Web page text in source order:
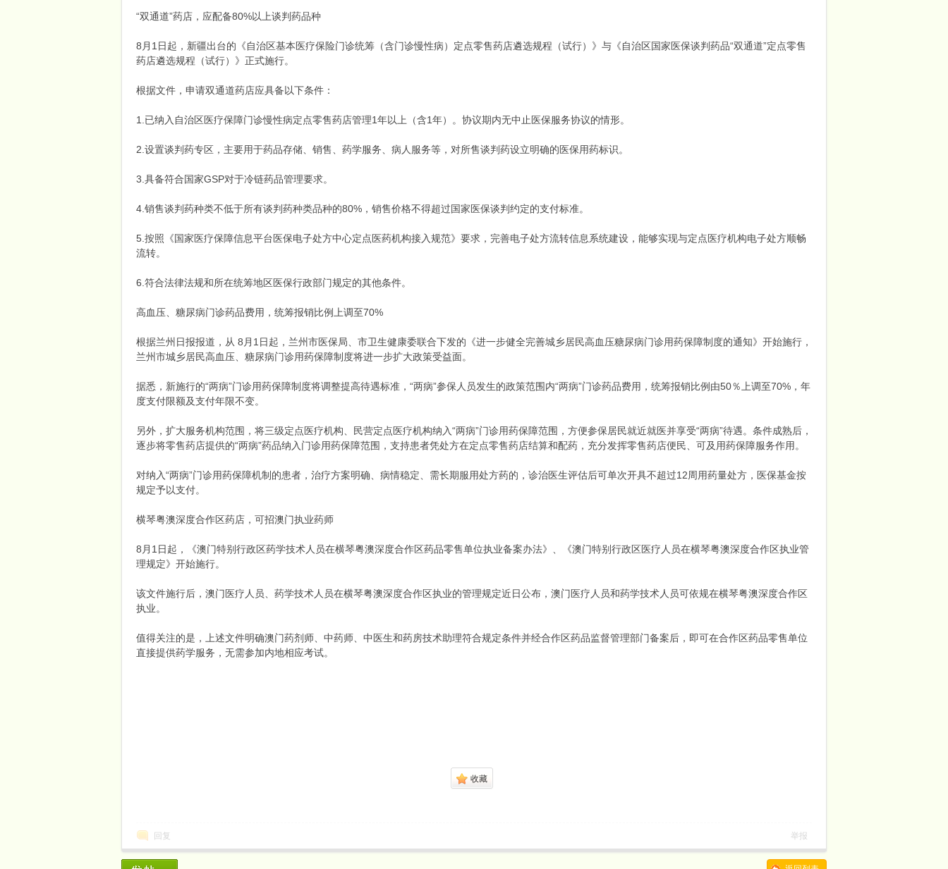
“双通道”药店，应配备80%以上谈判药品种
8月1日起，新疆出台的《自治区基本医疗保险门诊统筹（含门诊慢性病）定点零售药店遴选规程（试行）》与《自治区国家医保谈判药品“双通道”定点零售
药店遴选规程（试行）》正式施行。
根据文件，申请双通道药店应具备以下条件：
1.已纳入自治区医疗保障门诊慢性病定点零售药店管理1年以上（含1年）。协议期内无中止医保服务协议的情形。
2.设置谈判药专区，主要用于药品存储、销售、药学服务、病人服务等，对所售谈判药设立明确的医保用药标识。
3.具备符合国家GSP对于冷链药品管理要求。
4.销售谈判药种类不低于所有谈判药种类品种的80%，销售价格不得超过国家医保谈判约定的支付标准。
5.按照《国家医疗保障信息平台医保电子处方中心定点医药机构接入规范》要求，完善电子处方流转信息系统建设，能够实现与定点医疗机构电子处方顺畅
流转。
6.符合法律法规和所在统筹地区医保行政部门规定的其他条件。
高血压、糖尿病门诊药品费用，统筹报销比例上调至70%
根据兰州日报报道，从 8月1日起，兰州市医保局、市卫生健康委联合下发的《进一步健全完善城乡居民高血压糖尿病门诊用药保障制度的通知》开始施行，
兰州市城乡居民高血压、糖尿病门诊用药保障制度将进一步扩大政策受益面。
据悉，新施行的“两病”门诊用药保障制度将调整提高待遇标准，“两病”参保人员发生的政策范围内“两病”门诊药品费用，统筹报销比例由50％上调至70%，年
度支付限额及支付年限不变。
另外，扩大服务机构范围，将三级定点医疗机构、民营定点医疗机构纳入“两病”门诊用药保障范围，方便参保居民就近就医并享受“两病”待遇。条件成熟后，
逐步将零售药店提供的“两病”药品纳入门诊用药保障范围，支持患者凭处方在定点零售药店结算和配药，充分发挥零售药店便民、可及用药保障服务作用。
对纳入“两病”门诊用药保障机制的患者，治疗方案明确、病情稳定、需长期服用处方药的，诊治医生评估后可单次开具不超过12周用药量处方，医保基金按
规定予以支付。
横琴粤澳深度合作区药店，可招澳门执业药师
8月1日起，《澳门特别行政区药学技术人员在横琴粤澳深度合作区药品零售单位执业备案办法》、《澳门特别行政区医疗人员在横琴粤澳深度合作区执业管
理规定》开始施行。
该文件施行后，澳门医疗人员、药学技术人员在横琴粤澳深度合作区执业的管理规定近日公布，澳门医疗人员和药学技术人员可依规在横琴粤澳深度合作区
执业。
值得关注的是，上述文件明确澳门药剂师、中药师、中医生和药房技术助理符合规定条件并经合作区药品监督管理部门备案后，即可在合作区药品零售单位
直接提供药学服务，无需参加内地相应考试。
收藏
回复 举报